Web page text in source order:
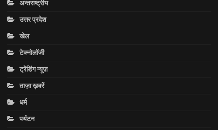
अन्तराष्ट्रीय
उत्तर प्रदेश
खेल
टेक्नोलॉजी
ट्रेंडिंग न्यूज़
ताज़ा ख़बरें
धर्म
पर्यटन